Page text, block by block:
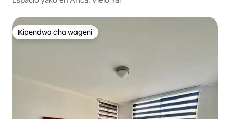
Kipendwa cha wageni
Kipendwa cha wageni